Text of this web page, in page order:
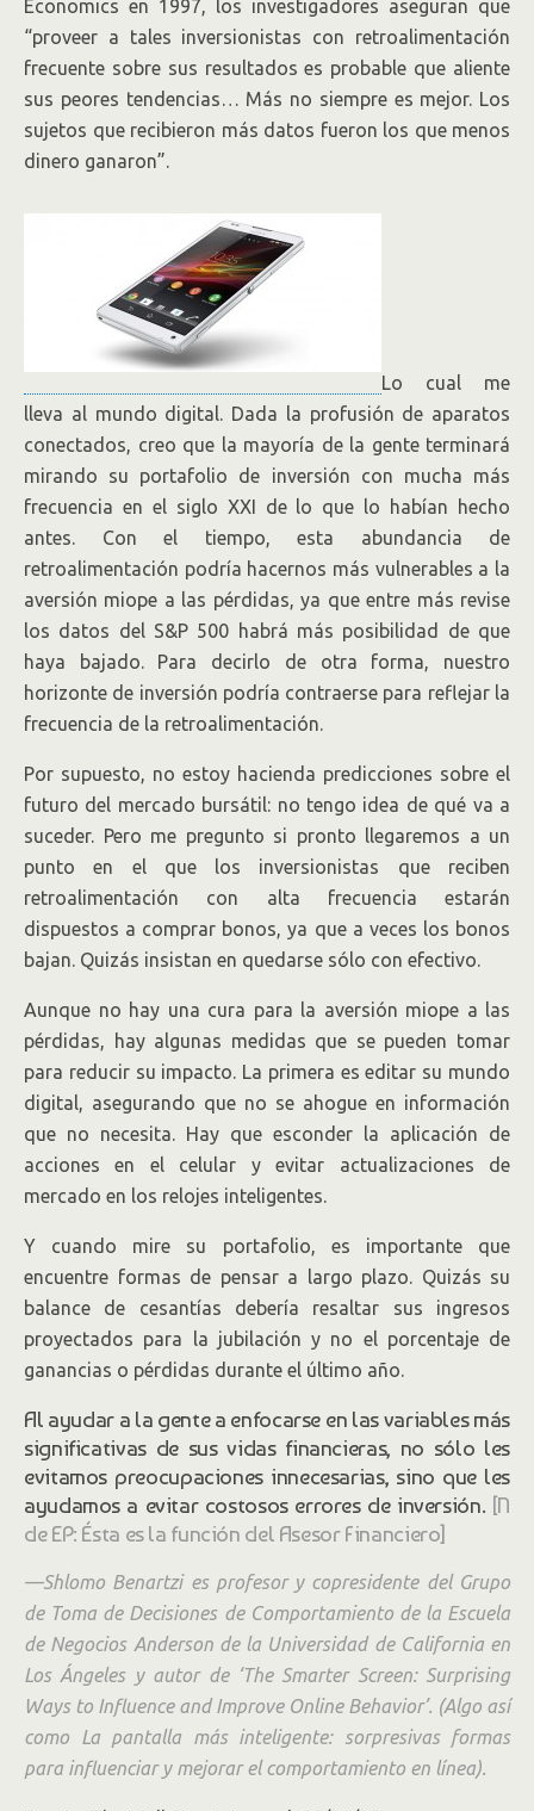
Economics en 1997, los investigadores aseguran que
“proveer a tales inversionistas con retroalimentación
frecuente sobre sus resultados es probable que aliente
sus peores tendencias… Más no siempre es mejor. Los
sujetos que recibieron más datos fueron los que menos
dinero ganaron”.
Lo cual me
lleva al mundo digital. Dada la profusión de aparatos
conectados, creo que la mayoría de la gente terminará
mirando su portafolio de inversión con mucha más
frecuencia en el siglo XXI de lo que lo habían hecho
antes. Con el tiempo, esta abundancia de
retroalimentación podría hacernos más vulnerables a la
aversión miope a las pérdidas, ya que entre más revise
los datos del S&P 500 habrá más posibilidad de que
haya bajado. Para decirlo de otra forma, nuestro
horizonte de inversión podría contraerse para reflejar la
frecuencia de la retroalimentación.
Por supuesto, no estoy hacienda predicciones sobre el
futuro del mercado bursátil: no tengo idea de qué va a
suceder. Pero me pregunto si pronto llegaremos a un
punto en el que los inversionistas que reciben
retroalimentación con alta frecuencia estarán
dispuestos a comprar bonos, ya que a veces los bonos
bajan. Quizás insistan en quedarse sólo con efectivo.
Aunque no hay una cura para la aversión miope a las
pérdidas, hay algunas medidas que se pueden tomar
para reducir su impacto. La primera es editar su mundo
digital, asegurando que no se ahogue en información
que no necesita. Hay que esconder la aplicación de
acciones en el celular y evitar actualizaciones de
mercado en los relojes inteligentes.
Y cuando mire su portafolio, es importante que
encuentre formas de pensar a largo plazo. Quizás su
balance de cesantías debería resaltar sus ingresos
proyectados para la jubilación y no el porcentaje de
ganancias o pérdidas durante el último año.
Al ayudar a la gente a enfocarse en las variables más
significativas de sus vidas financieras, no sólo les
evitamos preocupaciones innecesarias, sino que les
ayudamos a evitar costosos errores de inversión. [N
de EP: Ésta es la función del Asesor Financiero]
—Shlomo Benartzi es profesor y copresidente del Grupo
de Toma de Decisiones de Comportamiento de la Escuela
de Negocios Anderson de la Universidad de California en
Los Ángeles y autor de ‘The Smarter Screen: Surprising
Ways to Influence and Improve Online Behavior’. (Algo así
como La pantalla más inteligente: sorpresivas formas
para influenciar y mejorar el comportamiento en línea).